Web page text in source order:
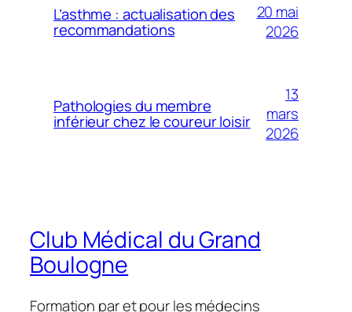
L’asthme : actualisation des
recommandations
20 mai
2026
Pathologies du membre
inférieur chez le coureur loisir
13
mars
2026
Club Médical du Grand
Boulogne
Formation par et pour les médecins